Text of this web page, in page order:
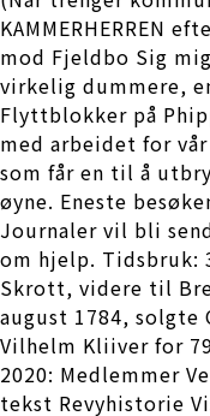
KAMMERHERREN
mod Fjeldbo Sig
virkelig dummere,
Flyttblokker på
med arbeidet for
som får en til å
øyne. Eneste
Journaler vil bli
om hjelp. Tidsbruk:
Skrott, videre til
august 1784,
Vilhelm Kliiver for
2020: Medlemmer
tekst Revyhistorie